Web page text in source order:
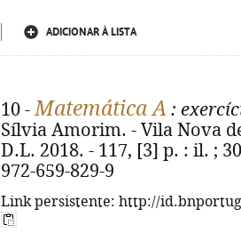
ADICIONAR À LISTA
10 -Matemática A :
Sílvia Amorim. - Vila Nova
D.L. 2018. - 117, [3] p. : il. ;
972-659-829-9
Link persistente: http://